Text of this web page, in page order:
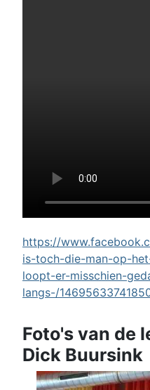
https://
is-toch-die-man-op-
loopt-er-misschien-
langs-/
Foto's van de
Dick Buursink